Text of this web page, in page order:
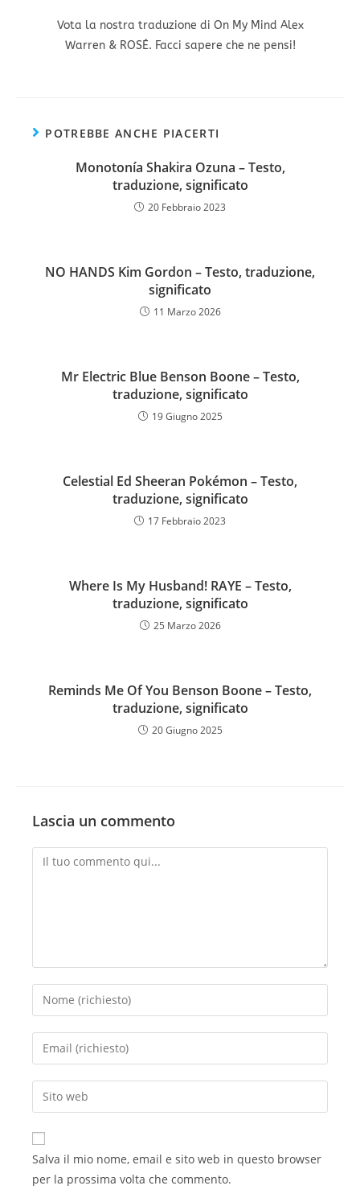
Vota la nostra traduzione di On My Mind Alex
Warren & ROSÉ. Facci sapere che ne pensi!
POTREBBE ANCHE PIACERTI
Monotonía Shakira Ozuna – Testo,
traduzione, significato
20 Febbraio 2023
NO HANDS Kim Gordon – Testo, traduzione,
significato
11 Marzo 2026
Mr Electric Blue Benson Boone – Testo,
traduzione, significato
19 Giugno 2025
Celestial Ed Sheeran Pokémon – Testo,
traduzione, significato
17 Febbraio 2023
Where Is My Husband! RAYE – Testo,
traduzione, significato
25 Marzo 2026
Reminds Me Of You Benson Boone – Testo,
traduzione, significato
20 Giugno 2025
Lascia un commento
Salva il mio nome, email e sito web in questo browser
per la prossima volta che commento.